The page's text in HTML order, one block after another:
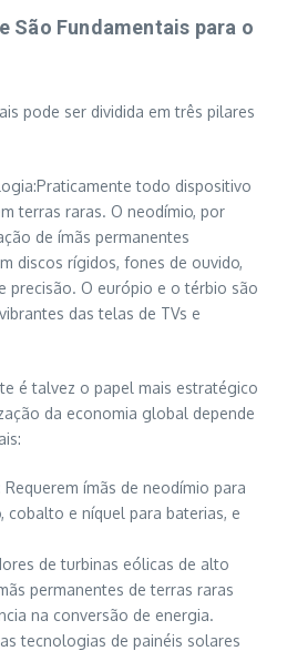
São Fundamentais para o
pode ser dividida em três pilares
todo dispositivo
terras raras. O neodímio, por
de ímãs permanentes
discos rígidos, fones de ouvido,
precisão. O európio e o térbio são
das telas de TVs e
é talvez o papel mais estratégico
da economia global depende
Requerem ímãs de neodímio para
cobalto e níquel para baterias, e
de turbinas eólicas de alto
permanentes de terras raras
na conversão de energia.
tecnologias de painéis solares